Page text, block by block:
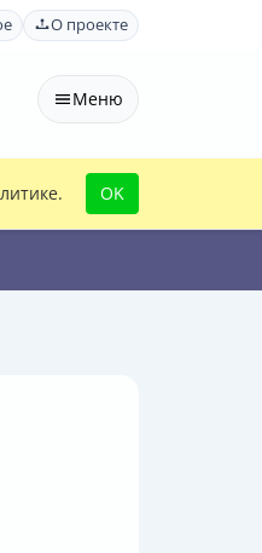
О проекте
Меню
OK